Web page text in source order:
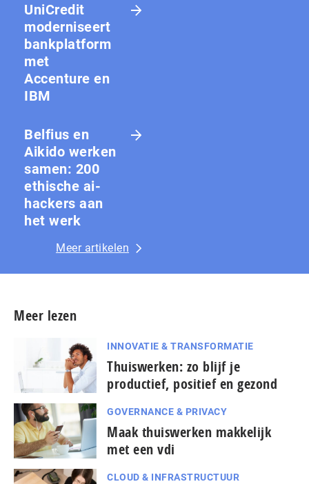
UniCredit
moderniseert
bankplatform
met
Accenture en
IBM
Belfius en
Aikido werken
samen: 200
ethische ai-
hackers aan
het werk
Meer artikelen
Meer lezen
INNOVATIE & TRANSFORMATIE
Thuiswerken: zo blijf je
productief, positief en gezond
GOVERNANCE & PRIVACY
Maak thuiswerken makkelijk
met een vdi
CLOUD & INFRASTRUCTUUR